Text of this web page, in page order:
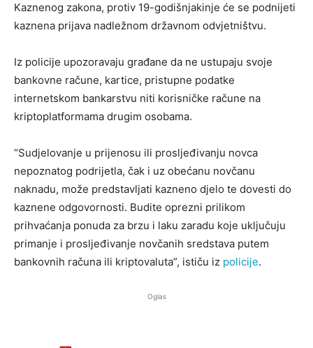
Kaznenog zakona, protiv 19-godišnjakinje će se podnijeti
kaznena prijava nadležnom državnom odvjetništvu.
Iz policije upozoravaju građane da ne ustupaju svoje
bankovne račune, kartice, pristupne podatke
internetskom bankarstvu niti korisničke račune na
kriptoplatformama drugim osobama.
“Sudjelovanje u prijenosu ili prosljeđivanju novca
nepoznatog podrijetla, čak i uz obećanu novčanu
naknadu, može predstavljati kazneno djelo te dovesti do
kaznene odgovornosti. Budite oprezni prilikom
prihvaćanja ponuda za brzu i laku zaradu koje uključuju
primanje i prosljeđivanje novčanih sredstava putem
bankovnih računa ili kriptovaluta”, ističu iz policije.
Oglas